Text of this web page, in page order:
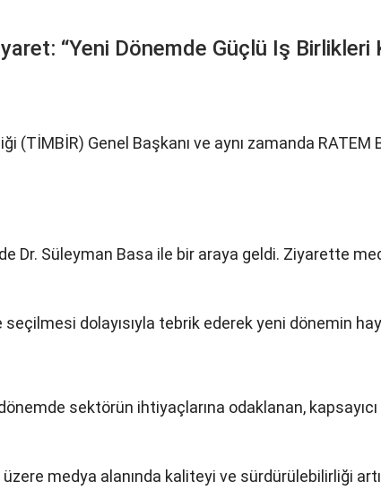
“Yeni Dönemde Güçlü Iş Birlikleri
Genel Başkanı ve aynı zamanda RATEM
Dr. Süleyman Basa ile bir araya geldi. Ziyarette
seçilmesi dolayısıyla tebrik ederek yeni dönemin
sektörün ihtiyaçlarına odaklanan,
üzere medya alanında kaliteyi ve sürdürülebilirliği